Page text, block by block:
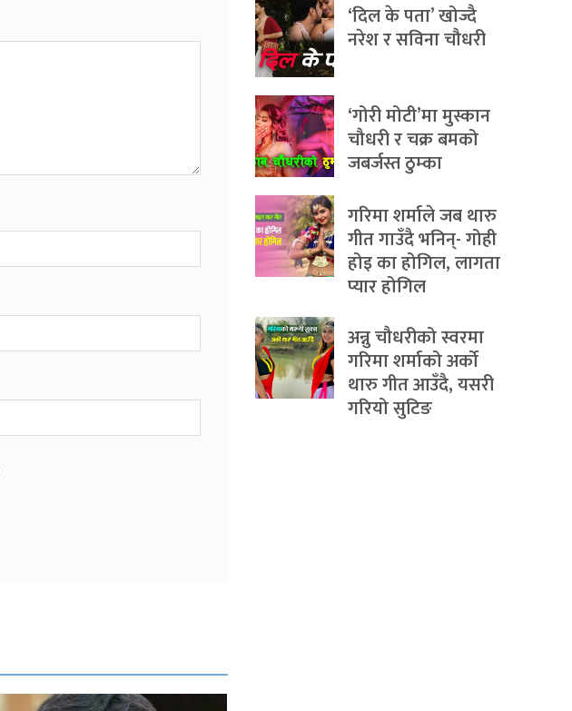
‘दिल के पता’ खोज्दै
नरेश र सविना चौधरी
‘गोरी मोटी’मा मुस्कान
चौधरी र चक्र बमको
जबर्जस्त ठुम्का
गरिमा शर्माले जब थारु
गीत गाउँदै भनिन्- गोही
होइ का होगिल, लागता
प्यार होगिल
अन्नु चौधरीको स्वरमा
गरिमा शर्माको अर्को
थारु गीत आउँदै, यसरी
गरियो सुटिङ